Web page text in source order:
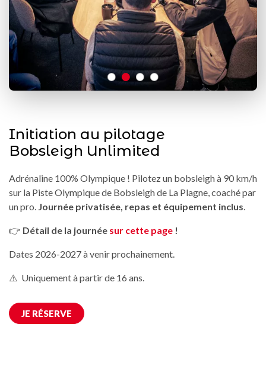
Initiation au pilotage
Bobsleigh Unlimited
Adrénaline 100% Olympique ! Pilotez un bobsleigh à 90 km/h
sur la Piste Olympique de Bobsleigh de La Plagne, coaché par
un pro. Journée privatisée, repas et équipement inclus.
👉 Détail de la journée sur cette page !
Dates 2026-2027 à venir prochainement.
⚠️ Uniquement à partir de 16 ans.
JE RÉSERVE